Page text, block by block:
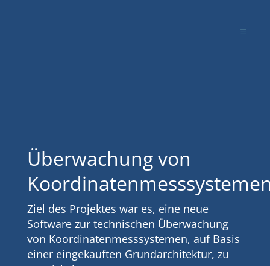
Überwachung von
Ziel des Projektes war es, eine neue
Software zur technischen Überwachung
von Koordinatenmesssystemen, auf Basis
einer eingekauften Grundarchitektur, zu